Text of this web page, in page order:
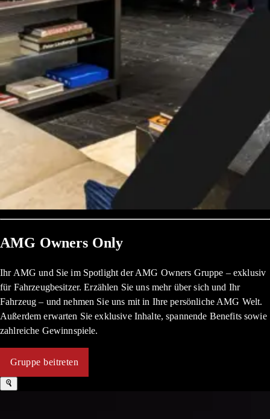
AMG Owners Only
Ihr AMG und Sie im Spotlight der AMG Owners Gruppe – exklusiv
für Fahrzeugbesitzer. Erzählen Sie uns mehr über sich und Ihr
Fahrzeug ­– und nehmen Sie uns mit in Ihre persönliche AMG Welt.
Außerdem erwarten Sie exklusive Inhalte, spannende Benefits sowie
zahlreiche Gewinnspiele.
Gruppe beitreten